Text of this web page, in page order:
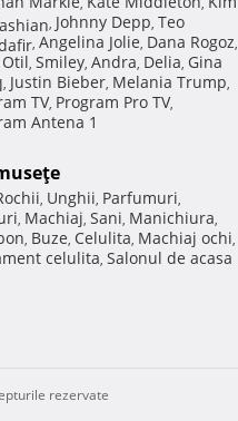
, Johnny Depp, Teo
, Angelina Jolie, Dana Rogoz,
, Smiley, Andra, Delia, Gina
, Justin Bieber, Melania Trump,
TV, Program Pro TV,
Antena 1
, Unghii, Parfumuri,
, Machiaj, Sani, Manichiura,
, Buze, Celulita, Machiaj ochi,
celulita, Salonul de acasa
rezervate